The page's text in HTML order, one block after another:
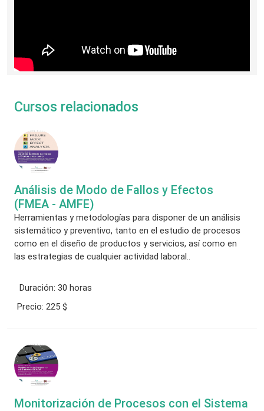
Cursos relacionados
Análisis de Modo de Fallos y Efectos
(FMEA - AMFE)
Herramientas y metodologías para disponer de un análisis
sistemático y preventivo, tanto en el estudio de procesos
como en el diseño de productos y servicios, así como en
las estrategias de cualquier actividad laboral..
Duración: 30 horas
Precio: 225 $
Monitorización de Procesos con el Sistema